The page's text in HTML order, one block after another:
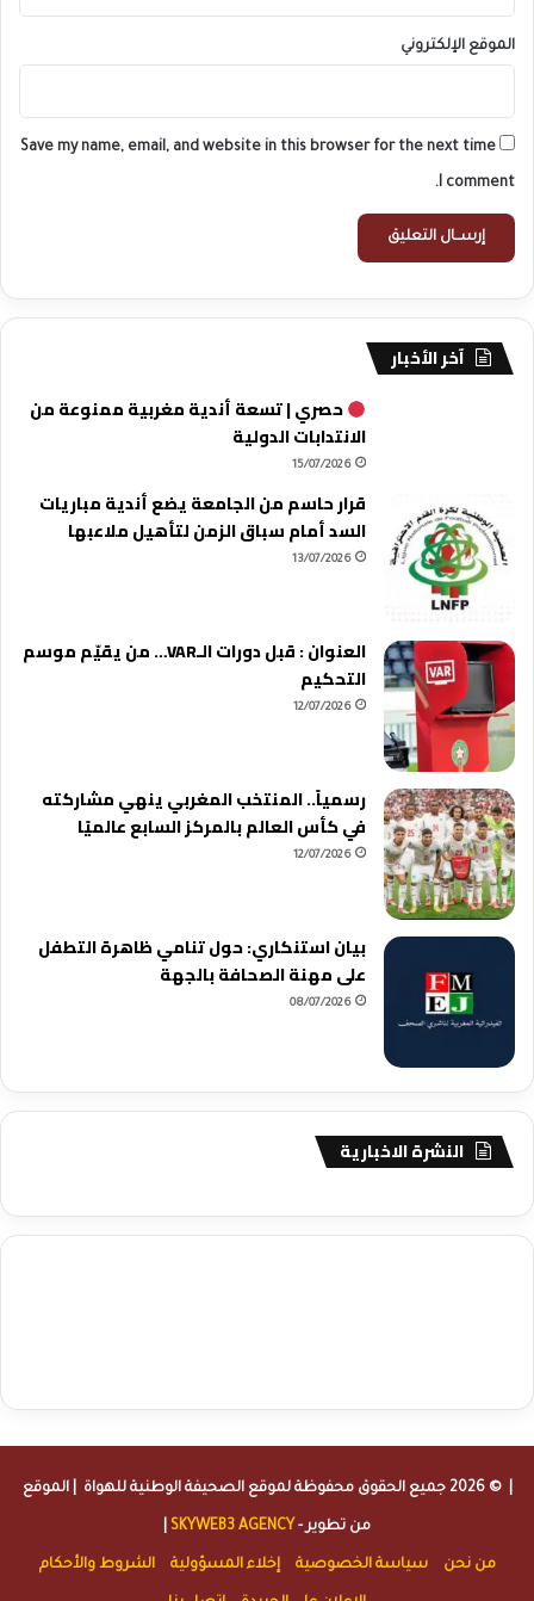
الموقع الإلكتروني
Save my name, email, and website in this browser for the next time
I comment.
آخر الأخبار
حصري | تسعة أندية مغربية ممنوعة من
الانتدابات الدولية
15/07/2026
قرار حاسم من الجامعة يضع أندية مباريات
السد أمام سباق الزمن لتأهيل ملاعبها
13/07/2026
العنوان : قبل دورات الـVAR… من يقيّم موسم
التحكيم
12/07/2026
رسمياً.. المنتخب المغربي ينهي مشاركته
في كأس العالم بالمركز السابع عالميًا
12/07/2026
بيان استنكاري: حول تنامي ظاهرة التطفل
على مهنة الصحافة بالجهة
08/07/2026
النشرة الاخبارية
| © 2026 جميع الحقوق محفوظة لموقع الصحيفة الوطنية للهواة | الموقع
من تطوير - SKYWEB3 AGENCY
من نحن سياسة الخصوصية إخلاء المسؤولية الشروط والأحكام